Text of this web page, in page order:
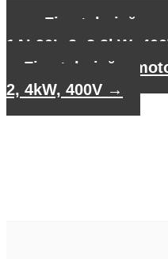
Fișa tehnică a
1AL90L-2, 2,2kW,
Fișa tehnică a
2, 4kW, 400V →